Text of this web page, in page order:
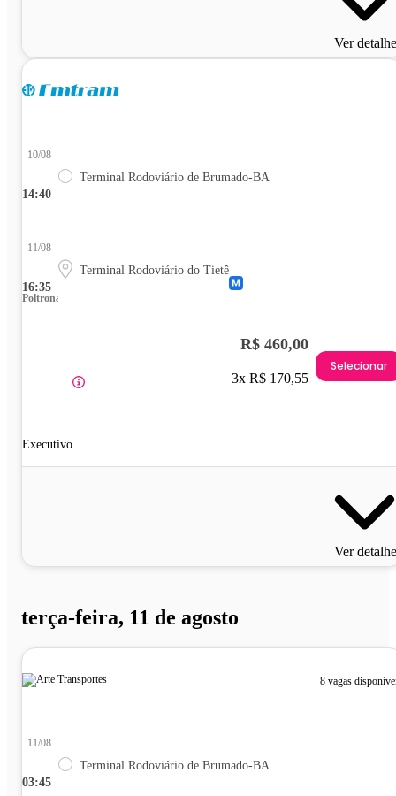
Ver
14:40
10/08
Terminal Rodoviário de Brumado-BA
16:35
11/08
Terminal Rodoviário do Tietê
Poltrona
Executivo
R$ 460,00
3x R$ 170,55
Selecionar
Ver
terça-feira, 11 de agosto
8 vagas
03:45
11/08
Terminal Rodoviário de Brumado-BA